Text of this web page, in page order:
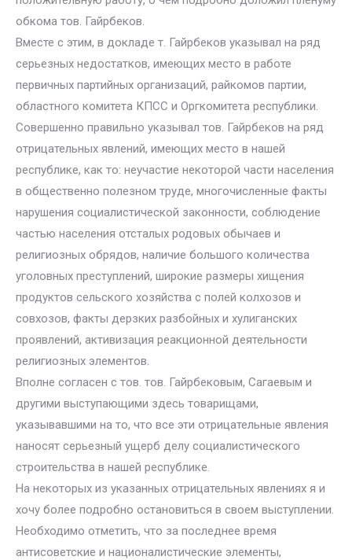
обкома тов. Гайрбеков.
Вместе с этим, в докладе т. Гайрбеков указывал на ряд
серьезных недостатков, имеющих место в работе
первичных партийных организаций, райкомов партии,
областного комитета КПСС и Оргкомитета республики.
Совершенно правильно указывал тов. Гайрбеков на ряд
отрицательных явлений, имеющих место в нашей
республике, как то: неучастие некоторой части населения
в общественно полезном труде, многочисленные факты
нарушения социалистической законности, соблюдение
частью населения отсталых родовых обычаев и
религиозных обрядов, наличие большого количества
уголовных преступлений, широкие размеры хищения
продуктов сельского хозяйства с полей колхозов и
совхозов, факты дерзких разбойных и хулиганских
проявлений, активизация реакционной деятельности
религиозных элементов.
Вполне согласен с тов. тов. Гайрбековым, Сагаевым и
другими выступающими здесь товарищами,
указывавшими на то, что все эти отрицательные явления
наносят серьезный ущерб делу социалистического
строительства в нашей республике.
На некоторых из указанных отрицательных явлениях я и
хочу более подробно остановиться в своем выступлении.
Необходимо отметить, что за последнее время
антисоветские и националистические элементы,